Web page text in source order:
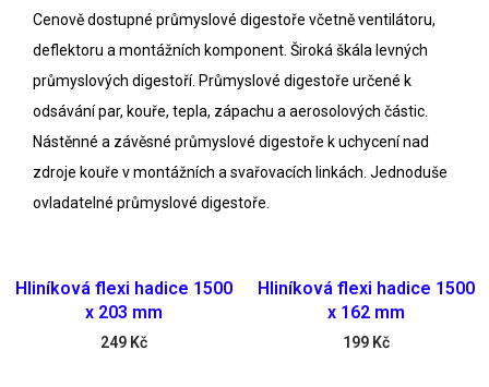
Cenově dostupné průmyslové digestoře včetně ventilátoru,
deflektoru a montážních komponent. Široká škála levných
průmyslových digestoří. Průmyslové digestoře určené k
odsávání par, kouře, tepla, zápachu a aerosolových částic.
Nástěnné a závěsné průmyslové digestoře k uchycení nad
zdroje kouře v montážních a svařovacích linkách. Jednoduše
ovladatelné průmyslové digestoře
Hliníková flexi hadice 1500
x 203 mm
249 Kč
Hliníková flexi hadice 1500
x 162 mm
199 Kč